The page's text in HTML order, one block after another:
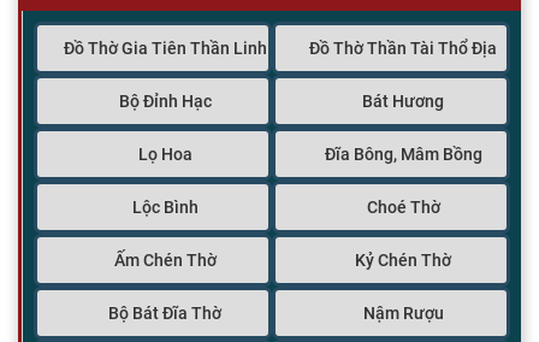
Đồ Thờ Gia Tiên Thần Linh Đồ Thờ Thần Tài Thổ Địa
Bộ Đỉnh Hạc Bát Hương
Lọ Hoa Đĩa Bông, Mâm Bồng
Lộc Bình Choé Thờ
Ấm Chén Thờ Kỷ Chén Thờ
Bộ Bát Đĩa Thờ Nậm Rượu